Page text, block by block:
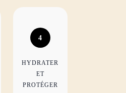
4
HYDRATER
ET
PROTÉGER